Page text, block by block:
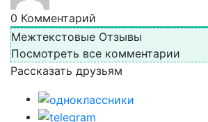
0 Комментарий
Межтекстовые Отзывы
Посмотреть все комментарии
Рассказать друзьям